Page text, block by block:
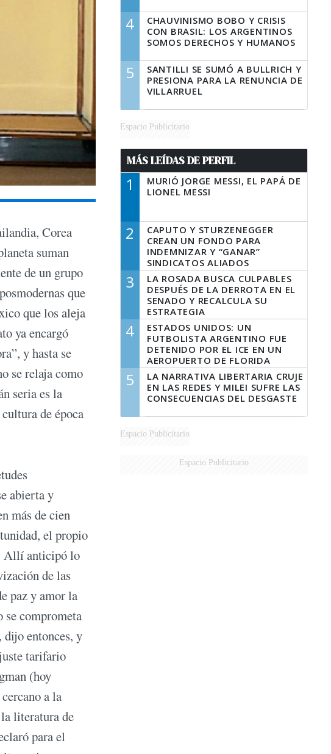
Corea
suman
de un grupo
que
que los aleja
ya encargó
y hasta se
se relaja como
seria es la
de época
abierta y
más de cien
el propio
Allí anticipó lo
de las
paz y amor la
se comprometa
dijo entonces, y
tarifario
(hoy
a la
literatura de
para el
4
CHAUVINISMO BOBO Y CRISIS
CON BRASIL: LOS ARGENTINOS
SOMOS DERECHOS Y HUMANOS
5
SANTILLI SE SUMÓ A BULLRICH Y
PRESIONA PARA LA RENUNCIA DE
VILLARRUEL
Espacio Publicitario
MÁS LEÍDAS DE PERFIL
1
MURIÓ JORGE MESSI, EL PAPÁ DE
LIONEL MESSI
2
CAPUTO Y STURZENEGGER
CREAN UN FONDO PARA
INDEMNIZAR Y “GANAR”
SINDICATOS ALIADOS
3
LA ROSADA BUSCA CULPABLES
DESPUÉS DE LA DERROTA EN EL
SENADO Y RECALCULA SU
ESTRATEGIA
4
ESTADOS UNIDOS: UN
FUTBOLISTA ARGENTINO FUE
DETENIDO POR EL ICE EN UN
AEROPUERTO DE FLORIDA
5
LA NARRATIVA LIBERTARIA CRUJE
EN LAS REDES Y MILEI SUFRE LAS
CONSECUENCIAS DEL DESGASTE
Espacio Publicitario
Espacio Publicitario